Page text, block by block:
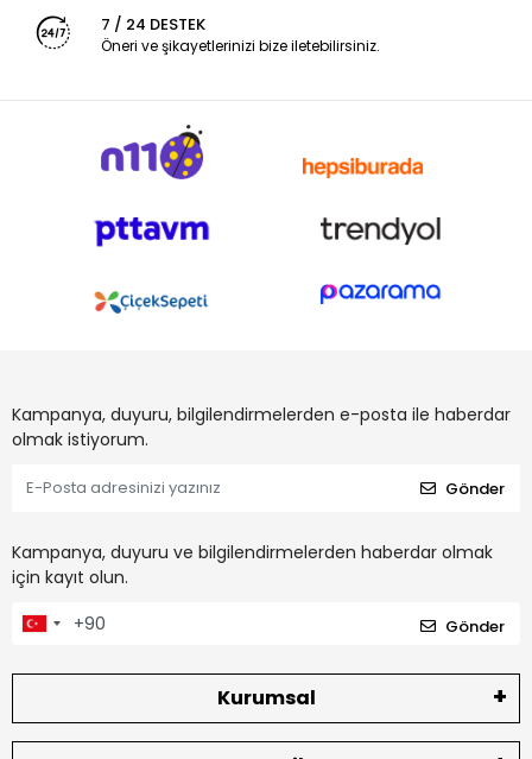
7 / 24 DESTEK
Öneri ve şikayetlerinizi bize iletebilirsiniz.
Kampanya, duyuru, bilgilendirmelerden e-posta ile haberdar
olmak istiyorum.
Gönder
Kampanya, duyuru ve bilgilendirmelerden haberdar olmak
için kayıt olun.
Gönder
Kurumsal